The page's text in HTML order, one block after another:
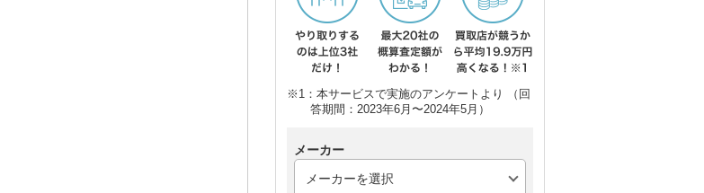
※1：本サービスで実施のアンケートより （回
答期間：2023年6月〜2024年5月）
メーカー